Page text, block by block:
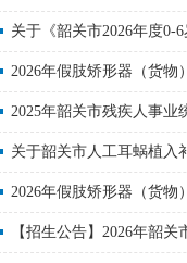
关于《韶关市2026年度0-
2026年假肢矫形器（货物
2025年韶关市残疾人事业
关于韶关市人工耳蜗植入
2026年假肢矫形器（货物
【招生公告】2026年韶